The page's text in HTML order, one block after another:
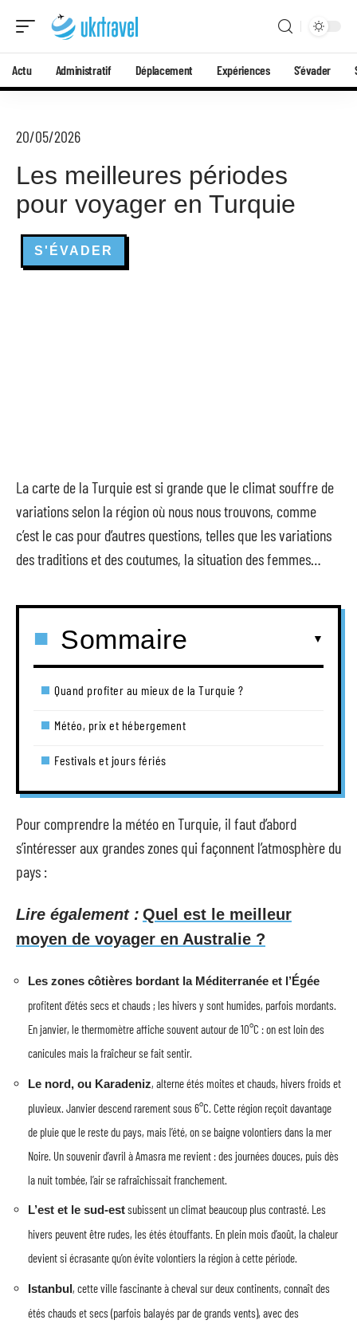
Actu Administratif Déplacement Expériences S’évader
20/05/2026
Les meilleures périodes
pour voyager en Turquie
S'ÉVADER
La carte de la Turquie est si grande que le climat souffre de
variations selon la région où nous nous trouvons, comme
c’est le cas pour d’autres questions, telles que les variations
des traditions et des coutumes, la situation des femmes…
Sommaire
Quand profiter au mieux de la Turquie ?
Météo, prix et hébergement
Festivals et jours fériés
Pour comprendre la météo en Turquie, il faut d’abord
s’intéresser aux grandes zones qui façonnent l’atmosphère du
pays :
Lire également : Quel est le meilleur
moyen de voyager en Australie ?
Les zones côtières bordant la Méditerranée et l’Égée
profitent d’étés secs et chauds ; les hivers y sont humides, parfois mordants.
En janvier, le thermomètre affiche souvent autour de 10°C : on est loin des
canicules mais la fraîcheur se fait sentir.
Le nord, ou Karadeniz, alterne étés moites et chauds, hivers froids et
pluvieux. Janvier descend rarement sous 6°C. Cette région reçoit davantage
de pluie que le reste du pays, mais l’été, on se baigne volontiers dans la mer
Noire. Un souvenir d’avril à Amasra me revient : des journées douces, puis dès
la nuit tombée, l’air se rafraîchissait franchement.
L’est et le sud-estsubissent un climat beaucoup plus contrasté. Les
hivers peuvent être rudes, les étés étouffants. En plein mois d’août, la chaleur
devient si écrasante qu’on évite volontiers la région à cette période.
Istanbul, cette ville fascinante à cheval sur deux continents, connaît des
étés chauds et secs (parfois balayés par de grands vents), avec des